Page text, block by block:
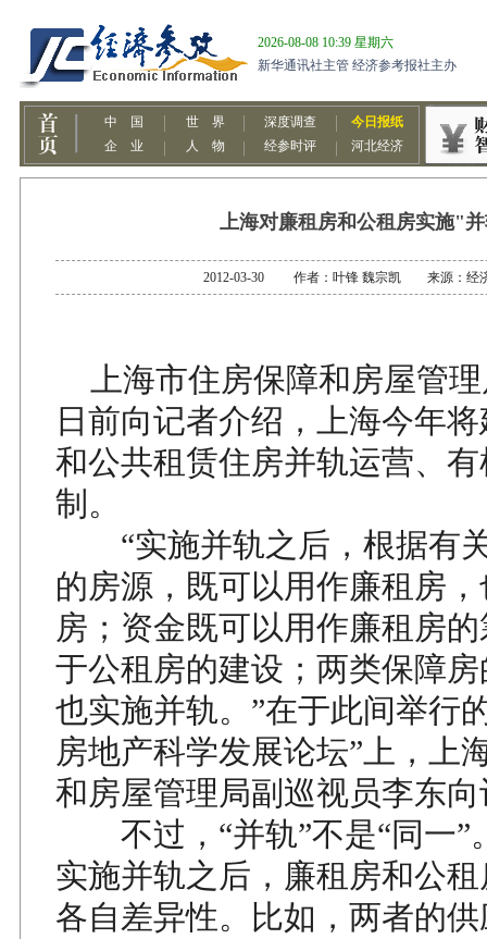
上海对廉租房和公租房实施"
2012-03-30 作者：叶锋 魏宗凯 来源：经
上海市住房保障和房屋管
日前向记者介绍，上海今年
和公共租赁住房并轨运营、
制。
“实施并轨之后，根据有
的房源，既可以用作廉租房
房；资金既可以用作廉租房
于公租房的建设；两类保障
也实施并轨。”在于此间举行
房地产科学发展论坛”上，上
和房屋管理局副巡视员李东
不过，“并轨”不是“同一”
实施并轨之后，廉租房和公
各自差异性。比如，两者的